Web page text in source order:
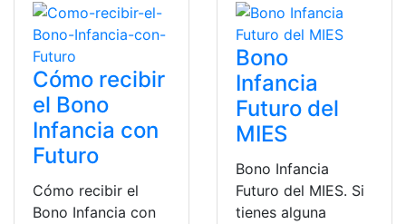
Cómo recibir
el Bono
Infancia con
Futuro
Cómo recibir el
Bono Infancia con
Bono
Infancia
Futuro del
MIES
Bono Infancia
Futuro del MIES. Si
tienes alguna